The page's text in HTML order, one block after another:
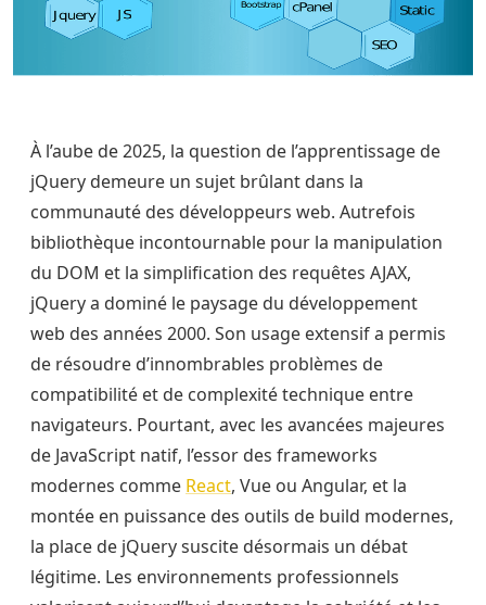
À l’aube de 2025, la question de l’apprentissage de
jQuery demeure un sujet brûlant dans la
communauté des développeurs web. Autrefois
bibliothèque incontournable pour la manipulation
du DOM et la simplification des requêtes AJAX,
jQuery a dominé le paysage du développement
web des années 2000. Son usage extensif a permis
de résoudre d’innombrables problèmes de
compatibilité et de complexité technique entre
navigateurs. Pourtant, avec les avancées majeures
de JavaScript natif, l’essor des frameworks
modernes comme React, Vue ou Angular, et la
montée en puissance des outils de build modernes,
la place de jQuery suscite désormais un débat
légitime. Les environnements professionnels